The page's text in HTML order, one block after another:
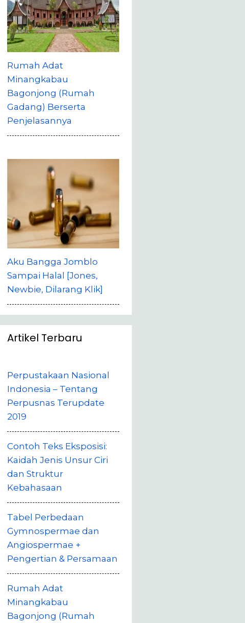
Rumah Adat
Minangkabau
Bagonjong (Rumah
Gadang) Berserta
Penjelasannya
Aku Bangga Jomblo
Sampai Halal [Jones,
Newbie, Dilarang Klik]
Artikel Terbaru
Perpustakaan Nasional
Indonesia – Tentang
Perpusnas Terupdate
2019
Contoh Teks Eksposisi:
Kaidah Jenis Unsur Ciri
dan Struktur
Kebahasaan
Tabel Perbedaan
Gymnospermae dan
Angiospermae +
Pengertian & Persamaan
Rumah Adat
Minangkabau
Bagonjong (Rumah